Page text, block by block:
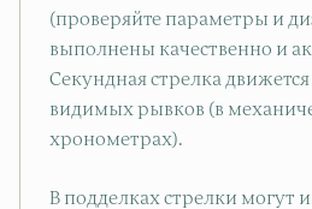
(проверяйте параметры и
выполнены качественно и
Секундная стрелка
видимых рывков (в
хронометрах).
В подделках стрелки могут